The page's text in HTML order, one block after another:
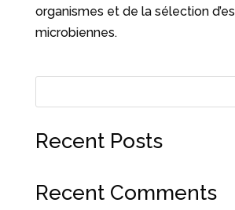
organismes et de la sélection
microbiennes.
Recent Posts
Recent Comments